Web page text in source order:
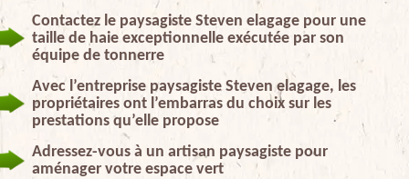
Contactez le paysagiste Steven elagage pour une
taille de haie exceptionnelle exécutée par son
équipe de tonnerre
Avec l’entreprise paysagiste Steven elagage, les
propriétaires ont l’embarras du choix sur les
prestations qu’elle propose
Adressez-vous à un artisan paysagiste pour
aménager votre espace vert